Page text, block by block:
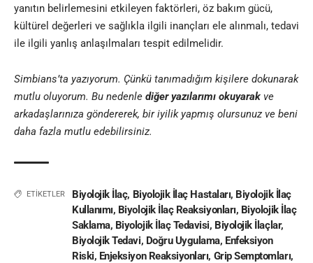
yanıtın belirlemesini etkileyen faktörleri, öz bakım gücü,
kültürel değerleri ve sağlıkla ilgili inançları ele alınmalı, tedavi
ile ilgili yanlış anlaşılmaları tespit edilmelidir.
Simbians’ta yazıyorum. Çünkü tanımadığım kişilere dokunarak
mutlu oluyorum. Bu nedenle diğer yazılarımı okuyarak ve
arkadaşlarınıza göndererek, bir iyilik yapmış olursunuz ve beni
daha fazla mutlu edebilirsiniz.
ETİKETLER Biyolojik İlaç, Biyolojik İlaç Hastaları, Biyolojik İlaç
Kullanımı, Biyolojik İlaç Reaksiyonları, Biyolojik İlaç
Saklama, Biyolojik İlaç Tedavisi, Biyolojik İlaçlar,
Biyolojik Tedavi, Doğru Uygulama, Enfeksiyon
Riski, Enjeksiyon Reaksiyonları, Grip Semptomları,